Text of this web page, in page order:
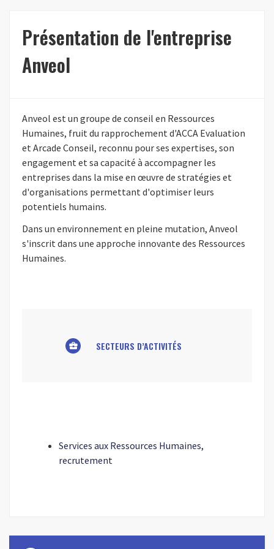
Présentation de l'entreprise
Anveol
Anveol est un groupe de conseil en Ressources
Humaines, fruit du rapprochement d'ACCA Evaluation
et Arcade Conseil, reconnu pour ses expertises, son
engagement et sa capacité à accompagner les
entreprises dans la mise en œuvre de stratégies et
d'organisations permettant d'optimiser leurs
potentiels humains.
Dans un environnement en pleine mutation, Anveol
s'inscrit dans une approche innovante des Ressources
Humaines.
business_center SECTEURS D’ACTIVITÉS
Services aux Ressources Humaines,
recrutement